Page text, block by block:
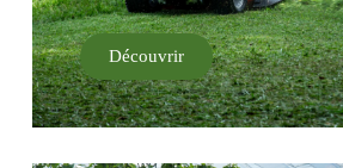
Découvrir